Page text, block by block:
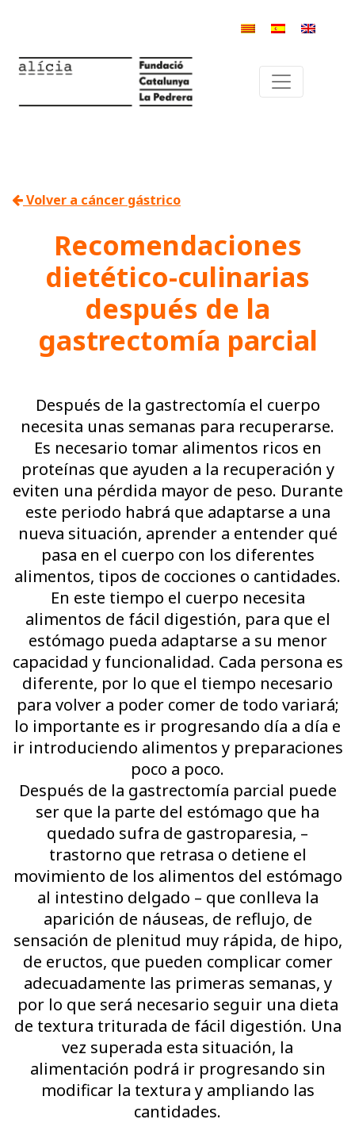
Volver a cáncer gástrico
Recomendaciones
dietético-culinarias
después de la
gastrectomía parcial
Después de la gastrectomía el cuerpo
necesita unas semanas para recuperarse.
Es necesario tomar alimentos ricos en
proteínas que ayuden a la recuperación y
eviten una pérdida mayor de peso. Durante
este periodo habrá que adaptarse a una
nueva situación, aprender a entender qué
pasa en el cuerpo con los diferentes
alimentos, tipos de cocciones o cantidades.
En este tiempo el cuerpo necesita
alimentos de fácil digestión, para que el
estómago pueda adaptarse a su menor
capacidad y funcionalidad. Cada persona es
diferente, por lo que el tiempo necesario
para volver a poder comer de todo variará;
lo importante es ir progresando día a día e
ir introduciendo alimentos y preparaciones
poco a poco.
Después de la gastrectomía parcial puede
ser que la parte del estómago que ha
quedado sufra de gastroparesia, –
trastorno que retrasa o detiene el
movimiento de los alimentos del estómago
al intestino delgado – que conlleva la
aparición de náuseas, de reflujo, de
sensación de plenitud muy rápida, de hipo,
de eructos, que pueden complicar comer
adecuadamente las primeras semanas, y
por lo que será necesario seguir una dieta
de textura triturada de fácil digestión. Una
vez superada esta situación, la
alimentación podrá ir progresando sin
modificar la textura y ampliando las
cantidades.